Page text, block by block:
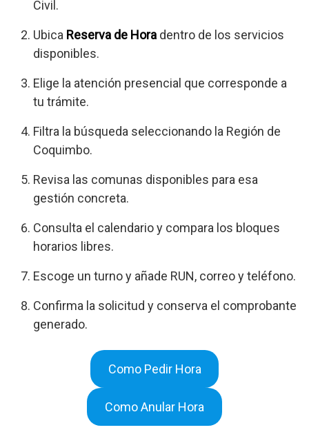
Civil.
Ubica Reserva de Hora dentro de los servicios
disponibles.
Elige la atención presencial que corresponde a
tu trámite.
Filtra la búsqueda seleccionando la Región de
Coquimbo.
Revisa las comunas disponibles para esa
gestión concreta.
Consulta el calendario y compara los bloques
horarios libres.
Escoge un turno y añade RUN, correo y teléfono.
Confirma la solicitud y conserva el comprobante
generado.
Como Pedir Hora
Como Anular Hora